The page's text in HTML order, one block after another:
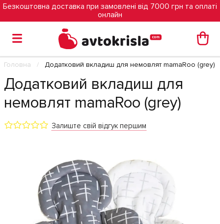
Безкоштовна доставка при замовлені від 7000 грн та оплаті
онлайн
Головна Додатковий вкладиш для немовлят mamaRoo (grey)
Додатковий вкладиш для
немовлят mamaRoo (grey)
Залиште свій відгук першим